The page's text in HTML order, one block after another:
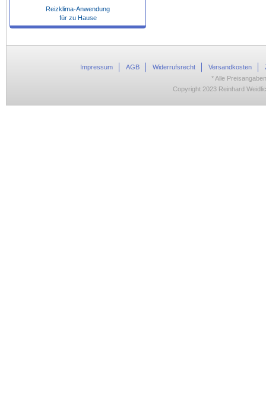
Reizklima-Anwendung
für zu Hause
Impressum AGB Widerrufsrecht Versandkosten
* Alle
Copyright 2023 Reinhard